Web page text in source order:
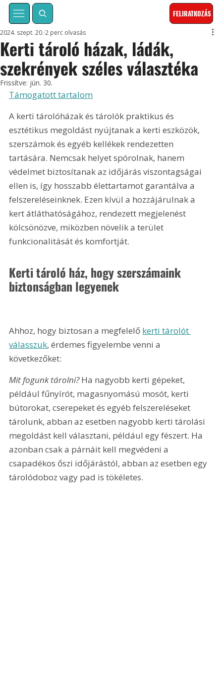
FELIRATKOZÁS
Kerti tároló házak, ládák,
szekrények széles választéka
2024. szept. 20. 2 perc olvasás
Frissítve: jún. 30.
Támogatott tartalom
A kerti tárolóházak és tárolók praktikus és
esztétikus megoldást nyújtanak a kerti eszközök,
szerszámok és egyéb kellékek rendezetten
tartására. Nemcsak helyet spórolnak, hanem
védelmet biztosítanak az időjárás viszontagságai
ellen is, így hosszabb élettartamot garantálva a
felszereléseinknek. Ezen kívül a hozzájárulnak a
kert átláthatóságához, rendezett megjelenést
kölcsönözve, miközben növelik a terület
funkcionalitását és komfortját.
Kerti tároló ház, hogy szerszámaink
biztonságban legyenek
Ahhoz, hogy biztosan a megfelelő kerti tárolót
válasszuk, érdemes figyelembe venni a
következőket:
Mit fogunk tárolni? Ha nagyobb kerti gépeket,
például fűnyírót, magasnyomású mosót, kerti
bútorokat, cserepeket és egyéb felszereléseket
tárolunk, abban az esetben nagyobb kerti tárolási
megoldást kell választani, például egy fészert. Ha
azonban csak a párnáit kell megvédeni a
csapadékos őszi időjárástól, abban az esetben egy
tárolódoboz vagy pad is tökéletes.